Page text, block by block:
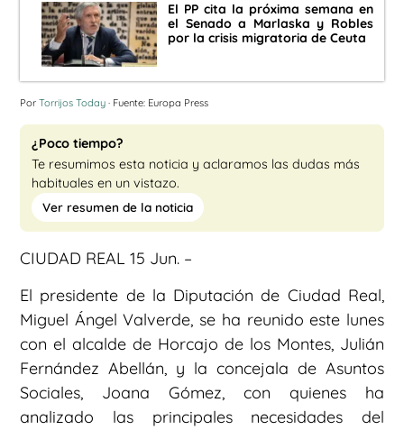
El PP cita la próxima semana en
el Senado a Marlaska y Robles
por la crisis migratoria de Ceuta
Por Torrijos Today · Fuente: Europa Press
¿Poco tiempo?
Te resumimos esta noticia y aclaramos las dudas más
habituales en un vistazo.
Ver resumen de la noticia
CIUDAD REAL 15 Jun. –
El presidente de la Diputación de Ciudad Real,
Miguel Ángel Valverde, se ha reunido este lunes
con el alcalde de Horcajo de los Montes, Julián
Fernández Abellán, y la concejala de Asuntos
Sociales, Joana Gómez, con quienes ha
analizado las principales necesidades del